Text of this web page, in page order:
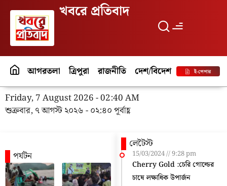
খবরে প্রতিবাদ
আগরতলা ত্রিপুরা রাজনীতি দেশ/বিদেশ পর্যটনই-পেপার
Friday, 7 August 2026 - 02:40 AM
শুক্রবার, ৭ আগস্ট ২০২৬ - ০২:৪০ পূর্বাহ্ণ
পর্যটন
লেটৈস্ট
Cherry Gold :চেরি গোল্ডের
চাষে লক্ষাধিক উপার্জন
15/03/2024 9:28 pm